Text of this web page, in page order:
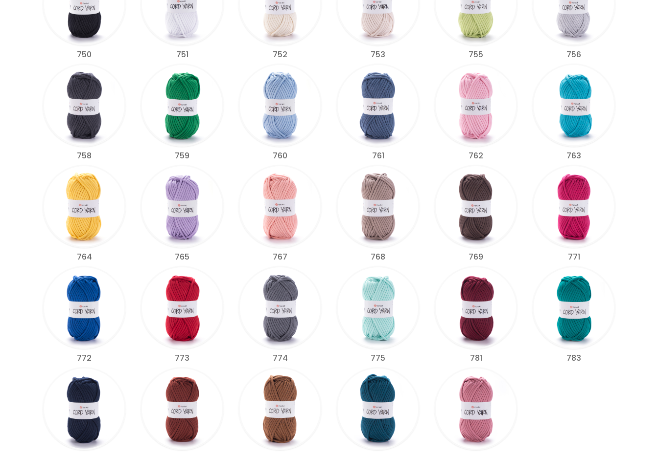
750 751 752 753 755 756
758 759 760 761 762 763
764 765 767 768 769 771
772 773 774 775 781 783